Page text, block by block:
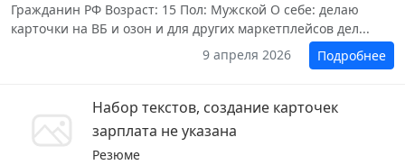
Гражданин РФ Возраст: 15 Пол: Мужской О себе: делаю
карточки на ВБ и озон и для других маркетплейсов дел...
9 апреля 2026
Подробнее
Набор текстов, создание карточек
зарплата не указана
Резюме